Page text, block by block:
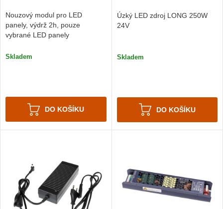
Nouzový modul pro LED
panely, výdrž 2h, pouze
vybrané LED panely
Skladem
DO KOŠÍKU
Úzký LED zdroj LONG 250W
24V
Skladem
DO KOŠÍKU